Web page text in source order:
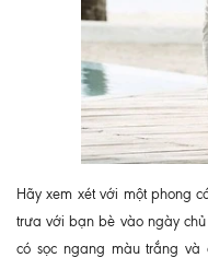
Hãy xem xét với một phong
trưa với bạn bè vào ngày
có sọc ngang màu trắng